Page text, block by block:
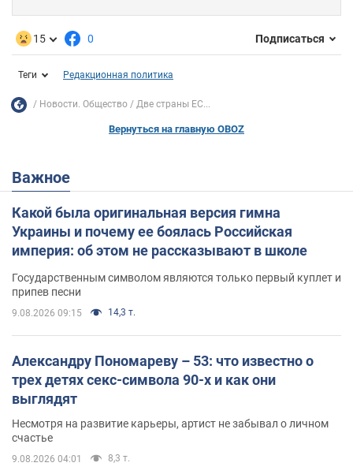
15 0 Подписаться
Теги Редакционная политика
Новости. Общество Две страны ЕС...
Вернуться на главную OBOZ
Важное
Какой была оригинальная версия гимна
Украины и почему ее боялась Российская
империя: об этом не рассказывают в школе
Государственным символом являются только первый куплет и
припев песни
9.08.2026 09:15 14,3 т.
Александру Пономареву – 53: что известно о
трех детях секс-символа 90-х и как они
выглядят
Несмотря на развитие карьеры, артист не забывал о личном
счастье
9.08.2026 04:01 8,3 т.